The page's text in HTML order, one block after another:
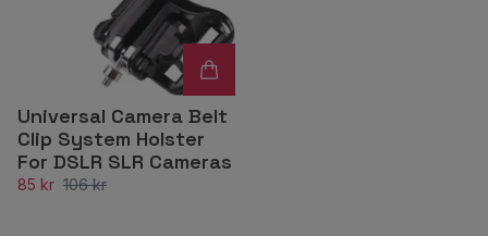
Universal Camera Belt
Clip System Holster
For DSLR SLR Cameras
85 kr 106 kr